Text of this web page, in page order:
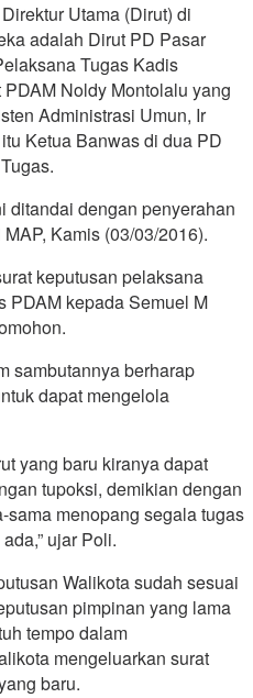
Utama (Dirut) di
adalah Dirut PD Pasar
Tugas Kadis
Noldy Montolalu yang
Administrasi Umun, Ir
Ketua Banwas di dua PD
ditandai dengan penyerahan
Kamis (03/03/2016).
keputusan pelaksana
PDAM kepada Semuel M
sambutannya berharap
dapat mengelola
yang baru kiranya dapat
tupoksi, demikian dengan
menopang segala tugas
ujar Poli.
Walikota sudah sesuai
pimpinan yang lama
tempo dalam
mengeluarkan surat
baru.